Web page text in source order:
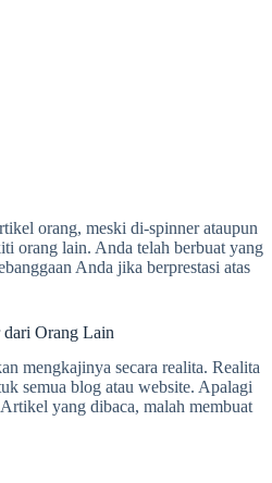
orang, meski di-spinner ataupun
orang lain. Anda telah berbuat yang
Anda jika berprestasi atas
Orang Lain
mengkajinya secara realita. Realita
semua blog atau website. Apalagi
Artikel yang dibaca, malah membuat